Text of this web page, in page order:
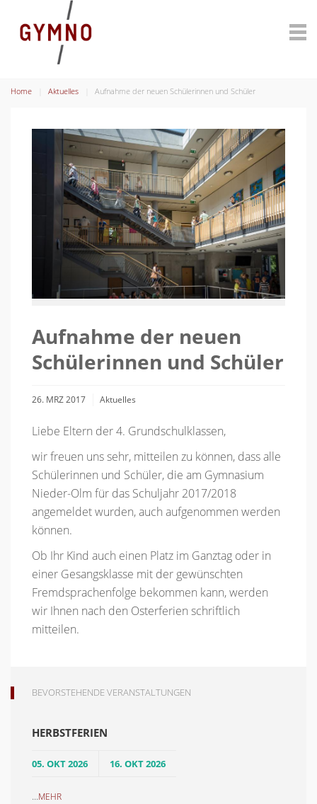
Home Aktuelles Aufnahme der neuen Schülerinnen und Schüler
Aufnahme der neuen
Schülerinnen und Schüler
26. MRZ 2017 Aktuelles
Liebe Eltern der 4. Grundschulklassen,
wir freuen uns sehr, mitteilen zu können, dass alle
Schülerinnen und Schüler, die am Gymnasium
Nieder-Olm für das Schuljahr 2017/2018
angemeldet wurden, auch aufgenommen werden
können.
Ob Ihr Kind auch einen Platz im Ganztag oder in
einer Gesangsklasse mit der gewünschten
Fremdsprachenfolge bekommen kann, werden
wir Ihnen nach den Osterferien schriftlich
mitteilen.
BEVORSTEHENDE VERANSTALTUNGEN
HERBSTFERIEN
05. OKT 2026 16. OKT 2026
...MEHR